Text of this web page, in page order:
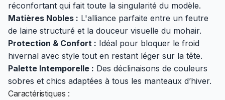
réconfortant qui fait toute la singularité du modèle.
Matières Nobles : L'alliance parfaite entre un feutre
de laine structuré et la douceur visuelle du mohair.
Protection & Confort : Idéal pour bloquer le froid
hivernal avec style tout en restant léger sur la tête.
Palette Intemporelle : Des déclinaisons de couleurs
sobres et chics adaptées à tous les manteaux d’hiver.
Caractéristiques :